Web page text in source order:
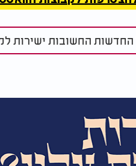
החשובות ישירות